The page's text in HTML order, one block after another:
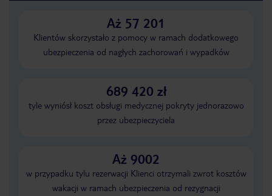
Aż 57 201
Klientów skorzystało z pomocy w ramach dodatkowego
ubezpieczenia od nagłych zachorowań i wypadków
689 420 zł
tyle wyniósł koszt obsługi medycznej pokryty jednorazowo
przez ubezpieczyciela
Aż 9002
w przypadku tylu rezerwacji Klienci otrzymali zwrot kosztów
wakacji w ramach ubezpieczenia od rezygnacji